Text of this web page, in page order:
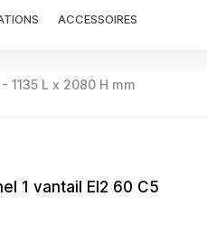
ACCESSOIRES
1135 L x 2080 H mm
1 vantail EI2 60 C5